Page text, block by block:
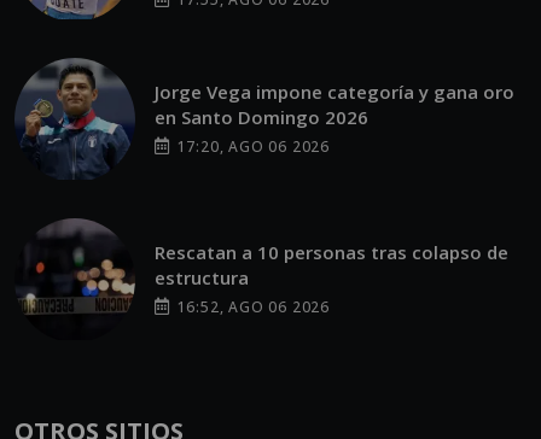
Jorge Vega impone categoría y gana oro
en Santo Domingo 2026
17:20, AGO 06 2026
Rescatan a 10 personas tras colapso de
estructura
16:52, AGO 06 2026
OTROS SITIOS